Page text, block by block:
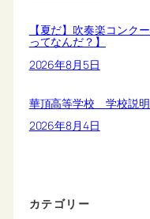
【夏だ】吹奏楽コン
ってなんだ？】
2026年8月5日
華頂高等学校 学校説
2026年8月4日
カテゴリー